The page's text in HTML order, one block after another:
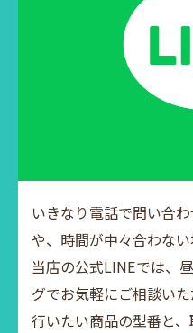
いきなり電話で問い合
や、時間が中々合わな
当店の公式LINEでは、
グでお気軽にご相談い
行いたい商品の型番と